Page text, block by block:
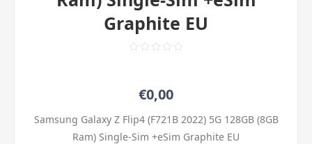
Graphite EU
€0,00
Samsung Galaxy Z Flip4 (F721B 2022) 5G 128GB (8GB
Ram) Single-Sim +eSim Graphite EU